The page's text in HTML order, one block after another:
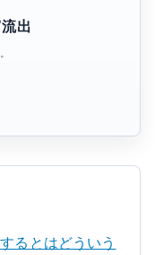
出
るとはどういう